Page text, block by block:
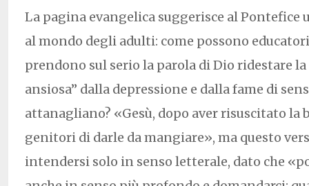
La pagina evangelica suggerisce al
al mondo degli adulti: come possono
prendono sul serio la parola di Dio ridestare
ansiosa” dalla depressione e dalla fame di
attanagliano? «Gesù, dopo aver risuscitato la
genitori di darle da mangiare», ma questo
intendersi solo in senso letterale, dato che